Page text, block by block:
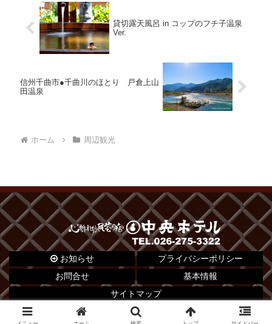
貸切露天風呂 in コップのフチ子温泉
Ver.
信州千曲市●千曲川のほとり 戸倉上山
田温泉
ホーム 周辺観光
お知らせ
プライバシーポリシー
お問合せ
基本情報
サイトマップ
© 2012 心がふれあう民芸の宿 中央ホテル.